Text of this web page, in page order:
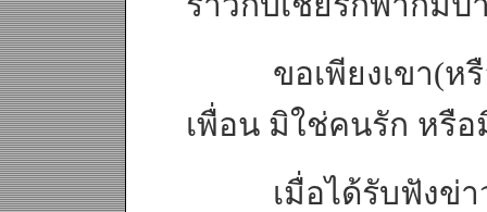
ขอเพียงเขา(หรือ
เพื่อน มิใช่คนรัก หรื
เมื่อได้รับฟังข่าว